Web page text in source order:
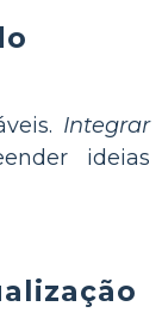
Integrar
ideias